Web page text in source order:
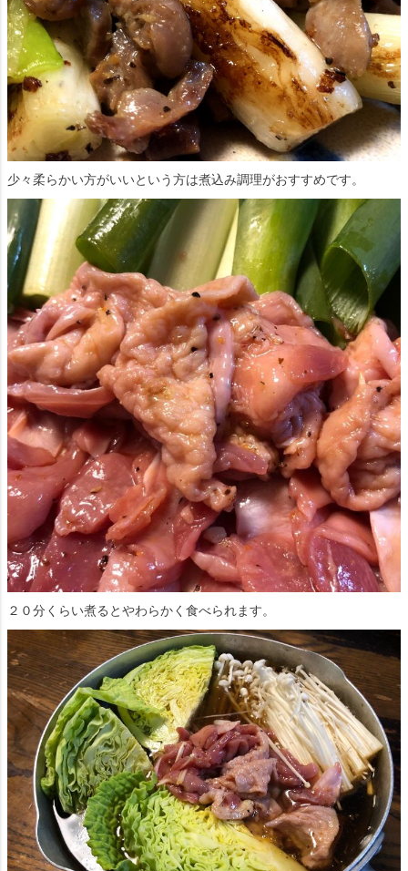
少々柔らかい方がいいという方は煮込み調理がおすすめです。
２０分くらい煮るとやわらかく食べられます。